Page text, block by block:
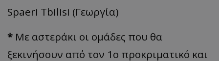
Spaeri Tbilisi (Γεωργία)
* Με αστεράκι οι ομάδες που θα
ξεκινήσουν από τον 1ο προκριματικό και